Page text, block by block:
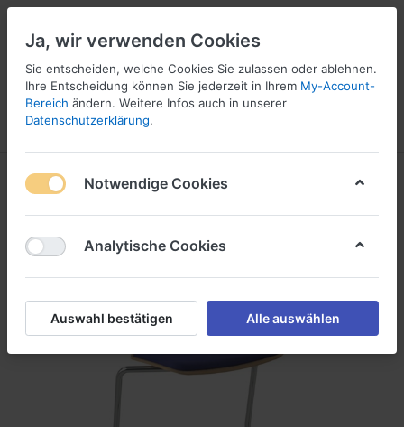
☎ 037296 69240
Menü Anmelden
Ja, wir verwenden Cookies
Sie entscheiden, welche Cookies Sie zulassen oder ablehnen.
Ihre Entscheidung können Sie jederzeit in Ihrem My-Account-
Bereich ändern. Weitere Infos auch in unserer
Datenschutzerklärung.
Notwendige Cookies
Analytische Cookies
Auswahl bestätigen Alle auswählen